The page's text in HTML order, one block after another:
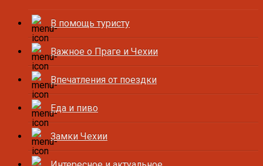
В помощь туристу
Важное о Праге и Чехии
Впечатления от поездки
Еда и пиво
Замки Чехии